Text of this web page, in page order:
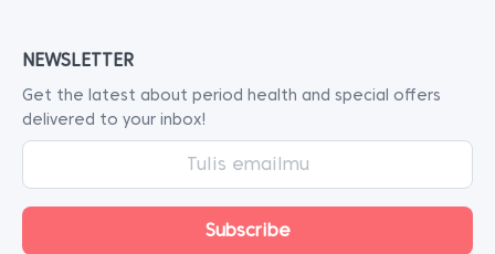
NEWSLETTER
Get the latest about period health and special offers
delivered to your inbox!